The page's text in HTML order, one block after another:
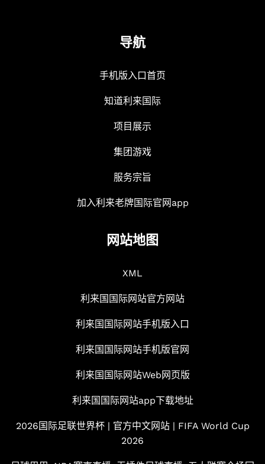
导航
手机版入口首页
知道利来国际
项目展示
集团游戏
服务宗旨
加入利来老牌国际官网app
网站地图
XML
利来国国际网站官方网站
利来国国际网站手机版入口
利来国国际网站手机版官网
利来国国际网站Web网页版
利来国国际网站app下载地址
2026国际足联世界杯 | 官方中文网站 | FIFA World Cup
2026